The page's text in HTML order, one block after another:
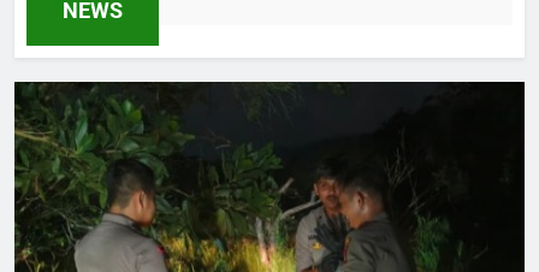
NEWS